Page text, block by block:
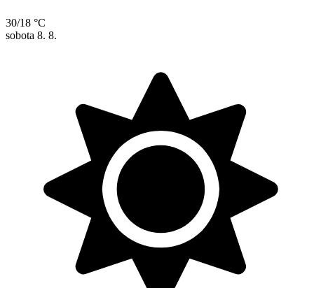
30/18 °C
sobota 8. 8.